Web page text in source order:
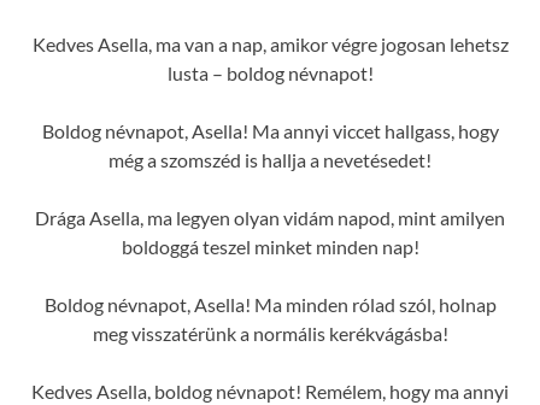
Kedves Asella, ma van a nap, amikor végre jogosan lehetsz
lusta – boldog névnapot!
Boldog névnapot, Asella! Ma annyi viccet hallgass, hogy
még a szomszéd is hallja a nevetésedet!
Drága Asella, ma legyen olyan vidám napod, mint amilyen
boldoggá teszel minket minden nap!
Boldog névnapot, Asella! Ma minden rólad szól, holnap
meg visszatérünk a normális kerékvágásba!
Kedves Asella, boldog névnapot! Remélem, hogy ma annyi